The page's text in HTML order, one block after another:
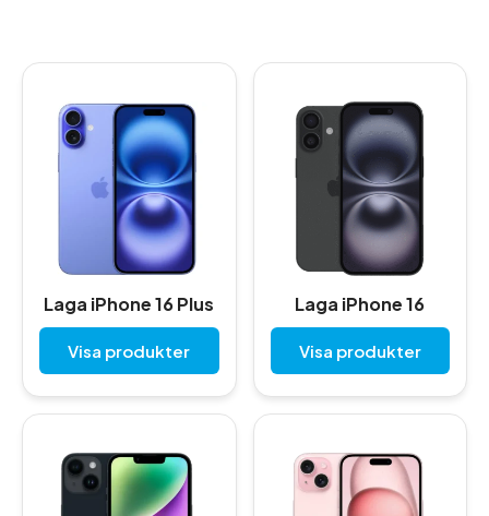
Laga iPhone 16 Plus
Visa produkter
Laga iPhone 16
Visa produkter